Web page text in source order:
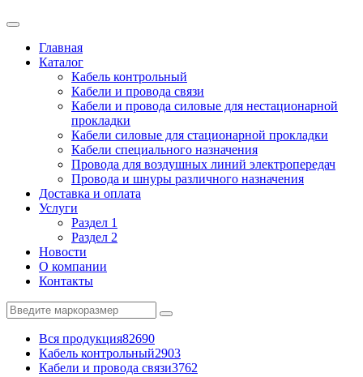
Главная
Каталог
Кабель контрольный
Кабели и провода связи
Кабели и провода силовые для нестационарной
прокладки
Кабели силовые для стационарной прокладки
Кабели специального назначения
Провода для воздушных линий электропередач
Провода и шнуры различного назначения
Доставка и оплата
Услуги
Раздел 1
Раздел 2
Новости
О компании
Контакты
Вся продукция82690
Кабель контрольный2903
Кабели и провода связи3762